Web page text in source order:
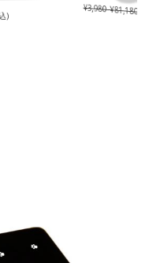
)
¥3,980–¥81,180